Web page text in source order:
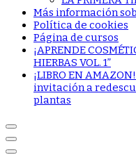
Más información
Política de cookies
Página de cursos
¡APRENDE
HIERBAS VOL. 1”
¡LIBRO EN
invitación a
plantas